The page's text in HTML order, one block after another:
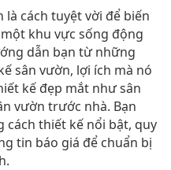
là cách tuyệt vời để biến
khu vực sống động
dẫn bạn từ những
sân vườn, lợi ích mà nó
kế đẹp mắt như sân
vườn trước nhà. Bạn
cách thiết kế nổi bật, quy
tin báo giá để chuẩn bị